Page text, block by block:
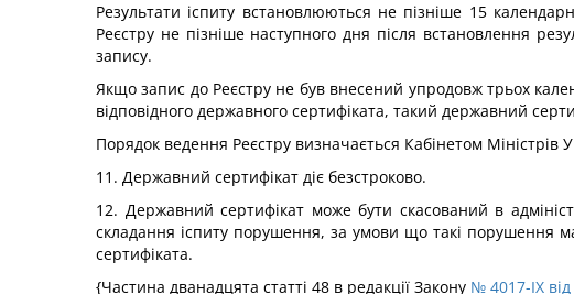
Результати іспиту встановлюються не пізніше 15
Реєстру не пізніше наступного дня після встановлення
запису.
Якщо запис до Реєстру не був внесений упродовж трьох
відповідного державного сертифіката, такий державний
Порядок ведення Реєстру визначається Кабінетом Міністрів
11. Державний сертифікат діє безстроково.
12. Державний сертифікат може бути скасований в
складання іспиту порушення, за умови що такі порушення
сертифіката.
{Частина дванадцята статті 48 в редакції Закону № 4017-IX